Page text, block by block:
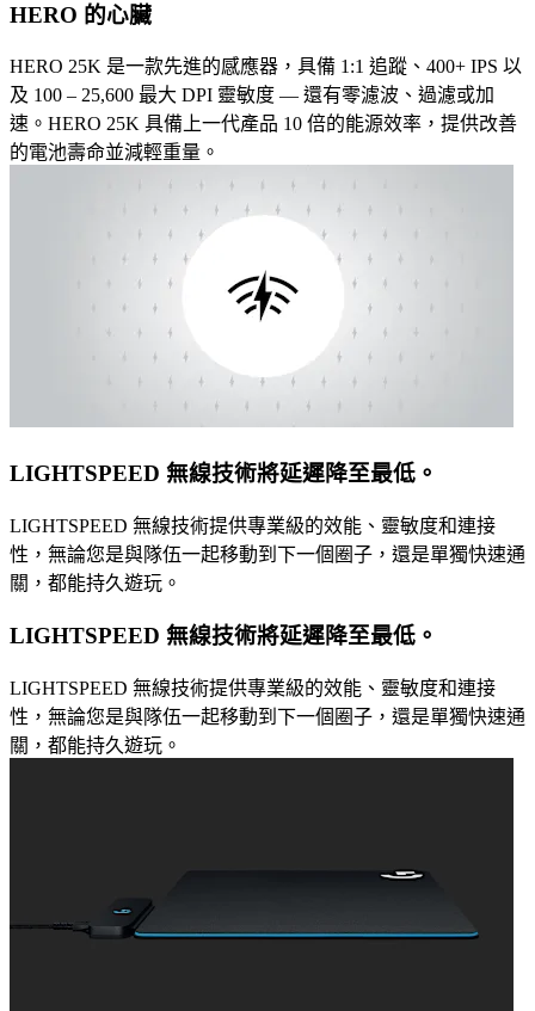
HERO 的心臟
HERO 25K 是一款先進的感應器，具備 1:1 追蹤、400+ IPS 以
及 100 – 25,600 最大 DPI 靈敏度 — 還有零濾波、過濾或加
速。HERO 25K 具備上一代產品 10 倍的能源效率，提供改善
的電池壽命並減輕重量。
LIGHTSPEED 無線技術將延遲降至最低。
LIGHTSPEED 無線技術提供專業級的效能、靈敏度和連接
性，無論您是與隊伍一起移動到下一個圈子，還是單獨快速通
關，都能持久遊玩。
LIGHTSPEED 無線技術將延遲降至最低。
LIGHTSPEED 無線技術提供專業級的效能、靈敏度和連接
性，無論您是與隊伍一起移動到下一個圈子，還是單獨快速通
關，都能持久遊玩。